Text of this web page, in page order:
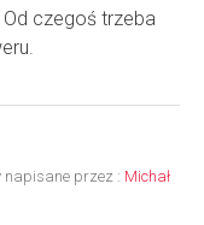
czegoś trzeba
napisane przez : Michał